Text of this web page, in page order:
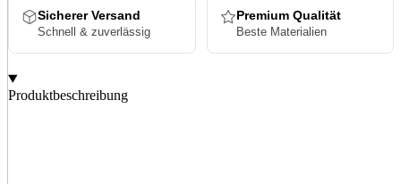
Sicherer Versand
Schnell & zuverlässig
Premium Qualität
Beste Materialien
Produktbeschreibung